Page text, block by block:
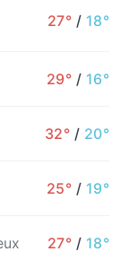
27° / 18°
29° / 16°
32° / 20°
25° / 19°
27° / 18°